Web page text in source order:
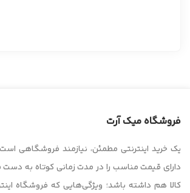
فروشگاه میک آرت
یک خرید اینترنتی مطمئن، نیازمند فروشگاهی است
دارای قیمت مناسب را در مدت زمانی کوتاه به
کالا هم داشته باشد؛ ویژگی‌هایی که فروشگاه